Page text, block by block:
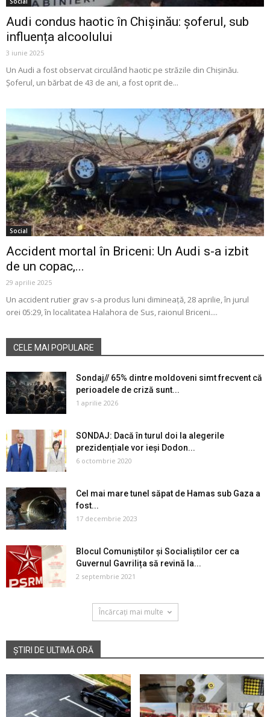
Audi condus haotic în Chișinău: șoferul, sub
influența alcoolului
3 iunie 2025
Un Audi a fost observat circulând haotic pe străzile din Chișinău.
Șoferul, un bărbat de 43 de ani, a fost oprit de...
Social
Accident mortal în Briceni: Un Audi s-a izbit
de un copac,...
29 aprilie 2025
Un accident rutier grav s-a produs luni dimineață, 28 aprilie, în jurul
orei 05:29, în localitatea Halahora de Sus, raionul Briceni....
CELE MAI POPULARE
Sondaj// 65% dintre moldoveni simt frecvent că
perioadele de criză sunt...
1 aprilie 2026
SONDAJ: Dacă în turul doi la alegerile
prezidențiale vor ieși Dodon...
6 octombrie 2020
Cel mai mare tunel săpat de Hamas sub Gaza a
fost...
17 decembrie 2023
Blocul Comuniștilor și Socialiștilor cer ca
Guvernul Gavrilița să revină la...
2 septembrie 2021
Încărcați mai multe
ȘTIRI DE ULTIMĂ ORĂ